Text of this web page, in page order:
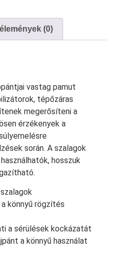
(0)
vastag pamut
tépőzáras
megerősíteni a
érzékenyek a
során. A szalagok
hosszuk
könnyű rögzítés
a sérülések kockázatát
a könnyű használat